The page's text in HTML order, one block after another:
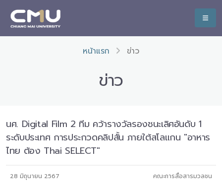
หน้าแรก ข่าว
ข่าว
นศ. Digital Film 2 ทีม คว้ารางวัลรองชนะเลิศอันดับ 1
ระดับประเทศ การประกวดคลิปสั้น ภายใต้สโลแกน "อาหาร
ไทย ต้อง Thai SELECT"
28 มิถุนายน 2567 คณะการสื่อสารมวลชน